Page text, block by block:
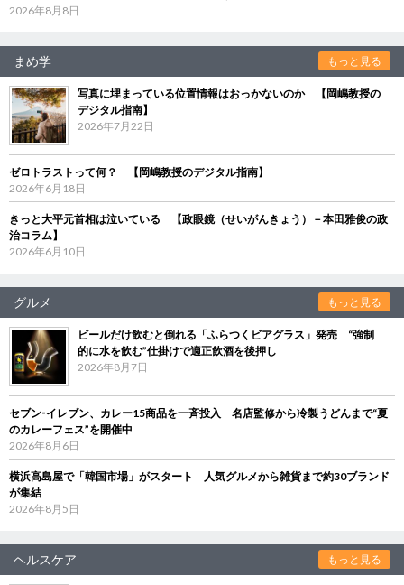
2026年8月8日
まめ学 もっと見る
写真に埋まっている位置情報はおっかないのか 【岡嶋教授の
デジタル指南】
2026年7月22日
ゼロトラストって何？ 【岡嶋教授のデジタル指南】
2026年6月18日
きっと大平元首相は泣いている 【政眼鏡（せいがんきょう）－本田雅俊の政
治コラム】
2026年6月10日
グルメ もっと見る
ビールだけ飲むと倒れる「ふらつくビアグラス」発売 “強制
的に水を飲む”仕掛けで適正飲酒を後押し
2026年8月7日
セブン‐イレブン、カレー15商品を一斉投入 名店監修から冷製うどんまで“夏
のカレーフェス”を開催中
2026年8月6日
横浜高島屋で「韓国市場」がスタート 人気グルメから雑貨まで約30ブランド
が集結
2026年8月5日
ヘルスケア もっと見る